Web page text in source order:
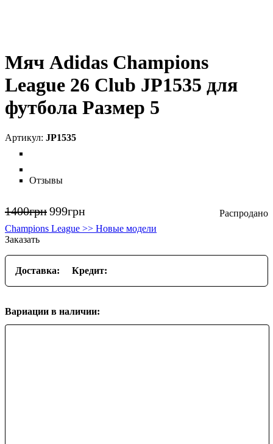
Мяч Adidas Champions
League 26 Club JP1535 для
футбола Размер 5
JP1535
Отзывы
1400грн999грн
Champions League >> Новые модели
Заказать
Доставка: Кредит:
Вариации в наличии: